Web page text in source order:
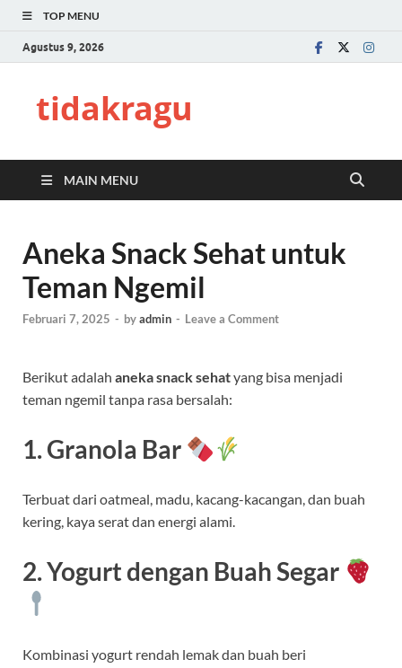
TOP MENU
Agustus 9, 2026
tidakragu
MAIN MENU
Aneka Snack Sehat untuk
Teman Ngemil
Februari 7, 2025 - byadmin - Leave a Comment
Berikut adalah aneka snack sehatyang bisa menjadi
teman ngemil tanpa rasa bersalah:
1. Granola Bar
Terbuat dari oatmeal, madu, kacang-kacangan, dan buah
kering, kaya serat dan energi alami.
2. Yogurt dengan Buah Segar
Kombinasi yogurt rendah lemak dan buah beri